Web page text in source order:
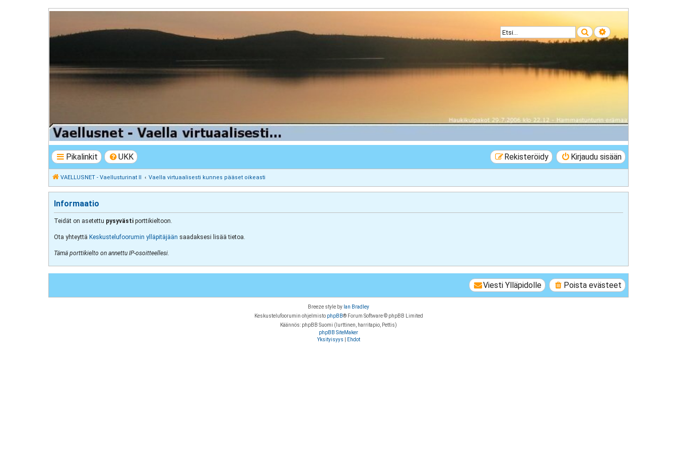
Etsi Tarkennettu haku
VAELLUSNET - Vaellusturinat II
Keskustelua vaeltamisesta ja Lapista
Pikalinkit UKK Kirjaudu sisään
Rekisteröidy
VAELLUSNET - Vaellusturinat II Vaella virtuaalisesti kunnes pääset oikeasti
Informaatio
Teidät on asetettu pysyvästi porttikieltoon.
Ota yhteyttä Keskustelufoorumin ylläpitäjään saadaksesi lisää tietoa.
Tämä porttikielto on annettu IP-osoitteellesi.
Poista evästeet
Viesti Ylläpidolle
Breeze style by Ian Bradley
Keskustelufoorumin ohjelmisto phpBB® Forum Software © phpBB Limited
Käännös: phpBB Suomi (lurttinen, harritapio, Pettis)
phpBB SiteMaker
Yksityisyys
Ehdot